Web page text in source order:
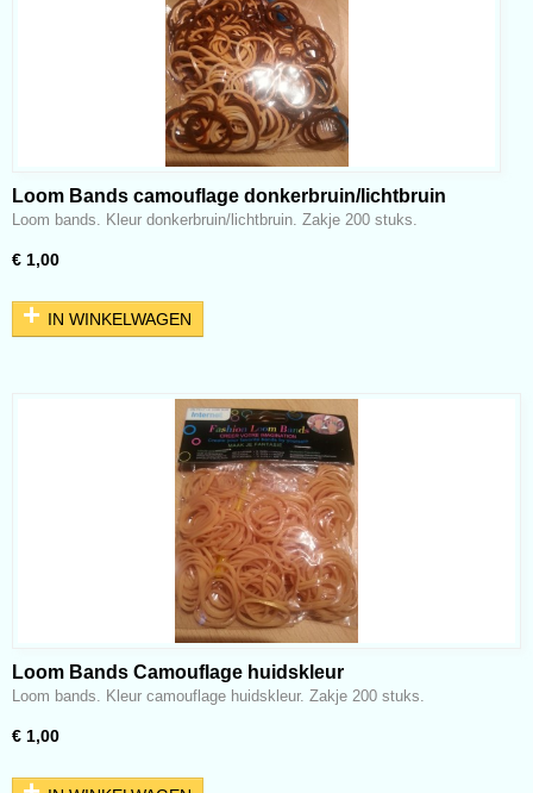
Loom Bands camouflage donkerbruin/lichtbruin
Loom bands. Kleur donkerbruin/lichtbruin. Zakje 200 stuks.
€ 1,00
IN WINKELWAGEN
Loom Bands Camouflage huidskleur
Loom bands. Kleur camouflage huidskleur. Zakje 200 stuks.
€ 1,00